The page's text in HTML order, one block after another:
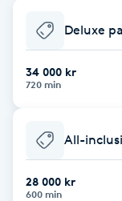
Babylights
Balayage
Barber
Deluxe
34 000 kr
720 min
All-
28 000 kr
600 min